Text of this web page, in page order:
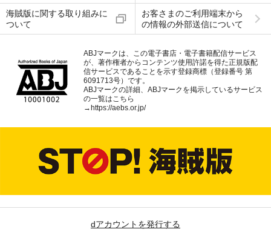
海賊版に関する取り組みに
ついて
お客さまのご利用端末から
の情報の外部送信について
ABJマークは、この電子書店・電子書籍配信サービス
が、著作権者からコンテンツ使用許諾を得た正規版配
信サービスであることを示す登録商標（登録番号 第
6091713号）です。
ABJマークの詳細、ABJマークを掲示しているサービス
の一覧はこちら
→ https://aebs.or.jp/
dアカウントを発行する